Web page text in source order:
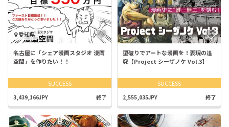
愛知県
名古屋に「シェア漫画スタジオ 漫画
空間」を作りたい！！
SUCCESS
3,439,166JPY 終了
型破りでアートな漫画を！表現の追
究【Project シーザノケ Vol.3】
SUCCESS
2,555,035JPY 終了